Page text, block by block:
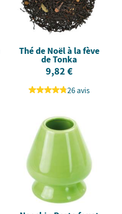
Thé de Noël à la fève
de Tonka
9,82 €
26 avis